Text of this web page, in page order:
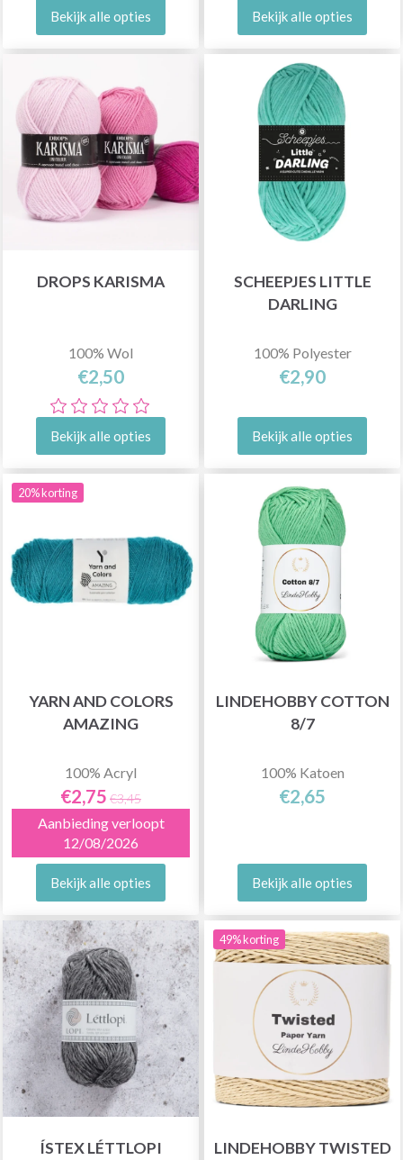
Bekijk alle opties Bekijk alle opties
DROPS KARISMA
100% Wol
€2,50
Bekijk alle opties
SCHEEPJES LITTLE
DARLING
100% Polyester
€2,90
Bekijk alle opties
20% korting
YARN AND COLORS
AMAZING
100% Acryl
€2,75 €3,45
Aanbieding verloopt
12/08/2026
Bekijk alle opties
LINDEHOBBY COTTON
8/7
100% Katoen
€2,65
Bekijk alle opties
ÍSTEX LÉTTLOPI
49% korting
LINDEHOBBY TWISTED